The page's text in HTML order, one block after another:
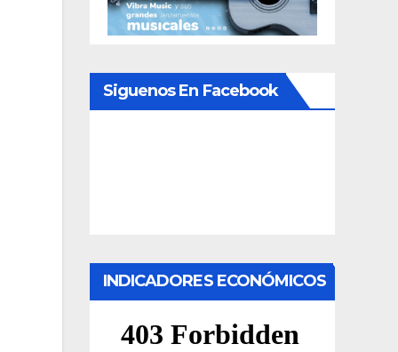
Siguenos En Facebook
INDICADORES ECONÓMICOS